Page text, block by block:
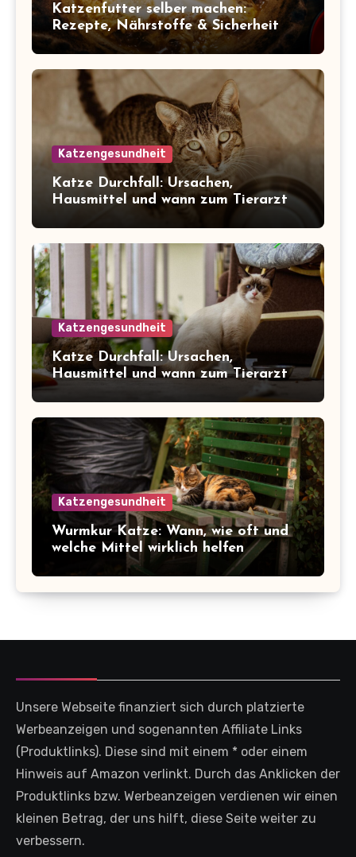
Katzenfutter selber machen:
Rezepte, Nährstoffe & Sicherheit
Katzengesundheit
Katze Durchfall: Ursachen,
Hausmittel und wann zum Tierarzt
Katzengesundheit
Katze Durchfall: Ursachen,
Hausmittel und wann zum Tierarzt
Katzengesundheit
Wurmkur Katze: Wann, wie oft und
welche Mittel wirklich helfen
Unsere Webseite finanziert sich durch platzierte
Werbeanzeigen und sogenannten Affiliate Links
(Produktlinks). Diese sind mit einem * oder einem
Hinweis auf Amazon verlinkt. Durch das Anklicken der
Produktlinks bzw. Werbeanzeigen verdienen wir einen
kleinen Betrag, der uns hilft, diese Seite weiter zu
verbessern.